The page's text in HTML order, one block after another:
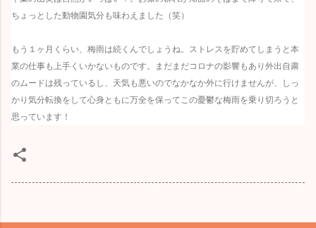
ちょっとした動物園気分も味わえました（笑）
もう１ヶ月くらい、梅雨は続くんでしょうね。ストレスを貯めてしまうと本
業の仕事も上手くいかないものです。まだまだコロナの影響もあり外出自粛
のムードは残っているし、天気も悪いのでなかなか外に行けませんが、しっ
かり気分転換をして心身ともに万全を保ってこの憂鬱な梅雨を乗り切ろうと
思っています！